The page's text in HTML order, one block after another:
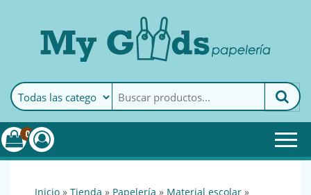
MyGoods · PapeleríaMy Goods es tu papelería
online de confianza. Podrás
encontrar todo lo necesario
0
inicio » tienda » papelería » material escolar »